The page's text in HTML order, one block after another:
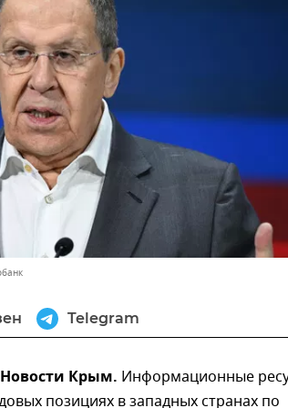
Telegram
Крым. Информационные
позициях в западных странах по